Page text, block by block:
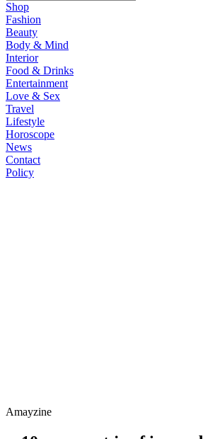
Shop
Fashion
Beauty
Body & Mind
Interior
Food & Drinks
Entertainment
Love & Sex
Travel
Lifestyle
Horoscope
News
Contact
Policy
Amayzine